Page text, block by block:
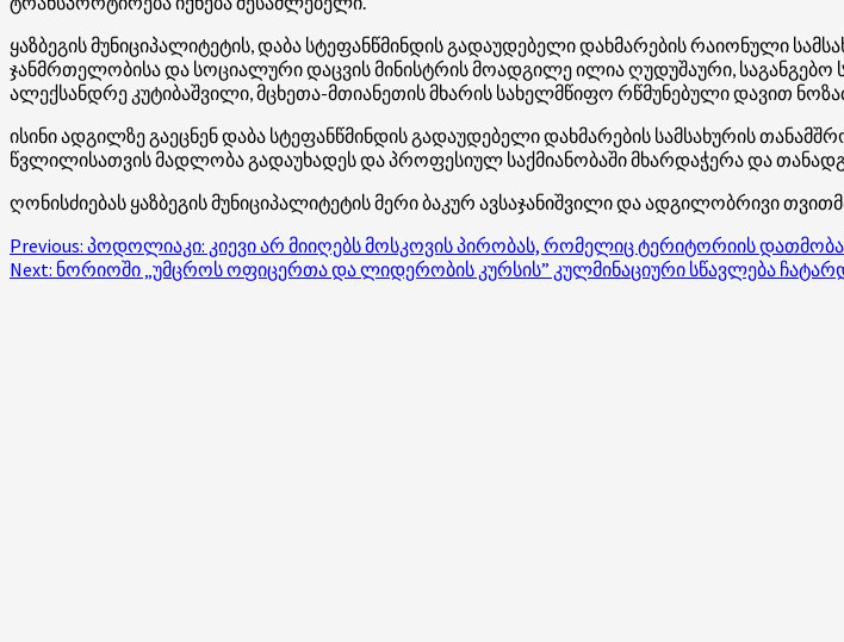
ყაზბეგის მუნიციპალიტეტის, დაბა სტეფანწმინდის გადაუდებელი დახმარების რაიონული
ჯანმრთელობისა და სოციალური დაცვის მინისტრის მოადგილე ილია ღუდუშაური,
ალექსანდრე კუტიბაშვილი, მცხეთა-მთიანეთის მხარის სახელმწიფო რწმუნებული დავით
ისინი ადგილზე გაეცნენ დაბა სტეფანწმინდის გადაუდებელი დახმარების სამსახურის
წვლილისათვის მადლობა გადაუხადეს და პროფესიულ საქმიანობაში მხარდაჭერა და
ღონისძიებას ყაზბეგის მუნიციპალიტეტის მერი ბაკურ ავსაჯანიშვილი და ადგილობრივი
Post
navigation
Previous: პოდოლიაკი: კიევი არ მიიღებს მოსკოვის პირობას, რომელიც ტერიტორიის
Next: ნორიოში „უმცროს ოფიცერთა და ლიდერობის კურსის” კულმინაციური სწავლება